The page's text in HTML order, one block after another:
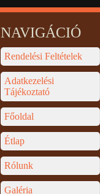
NAVIGÁCIÓ
Rendelési Feltételek
Adatkezelési
Tájékoztató
Főoldal
Étlap
Rólunk
Galéria